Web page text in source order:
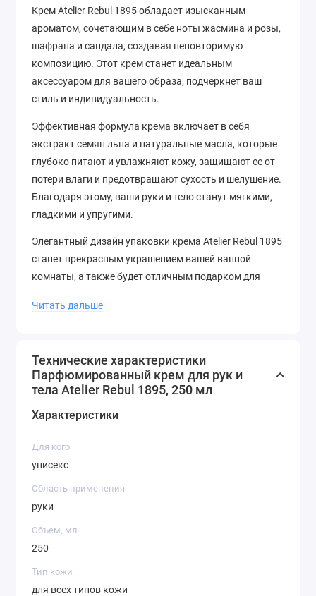
Крем Atelier Rebul 1895 обладает изысканным
ароматом, сочетающим в себе ноты жасмина и розы,
шафрана и сандала, создавая неповторимую
композицию. Этот крем станет идеальным
аксессуаром для вашего образа, подчеркнет ваш
стиль и индивидуальность.
Эффективная формула крема включает в себя
экстракт семян льна и натуральные масла, которые
глубоко питают и увлажняют кожу, защищают ее от
потери влаги и предотвращают сухость и шелушение.
Благодаря этому, ваши руки и тело станут мягкими,
гладкими и упругими.
Элегантный дизайн упаковки крема Atelier Rebul 1895
станет прекрасным украшением вашей ванной
комнаты, а также будет отличным подарком для
насладиться этим роскошным продуктом и подарить
Читать дальше
Технические характеристики
Парфюмированный крем для рук и
тела Atelier Rebul 1895, 250 мл
Характеристики
Для кого
унисекс
Область применения
руки
Объем, мл
250
Тип кожи
для всех типов кожи